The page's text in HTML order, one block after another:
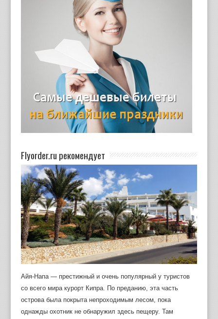
Flyorder.ru рекомендует
Айя-Напа — престижный и очень популярный у туристов
со всего мира курорт Кипра. По преданию, эта часть
острова была покрыта непроходимым лесом, пока
однажды охотник не обнаружил здесь пещеру. Там